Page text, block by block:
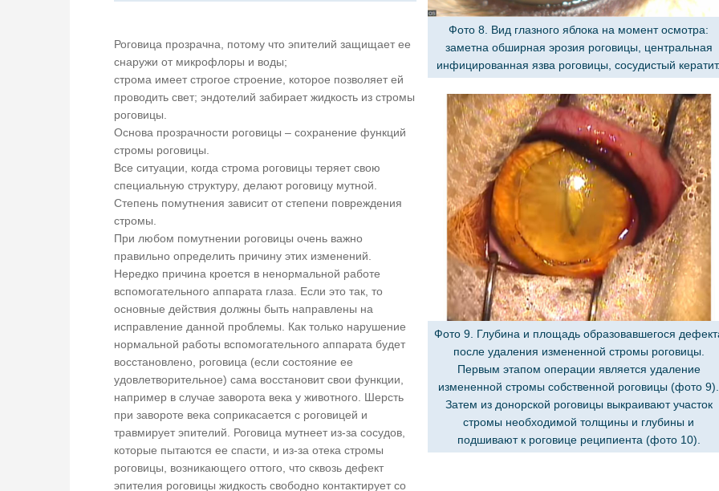
Роговица прозрачна, потому что эпителий защищает ее
снаружи от микрофлоры и воды;
строма имеет строгое строение, которое позволяет ей
проводить свет; эндотелий забирает жидкость из стромы
роговицы.
Основа прозрачности роговицы – сохранение функций
стромы роговицы.
Все ситуации, когда строма роговицы теряет свою
специальную структуру, делают роговицу мутной.
Степень помутнения зависит от степени повреждения
стромы.
При любом помутнении роговицы очень важно
правильно определить причину этих изменений.
Нередко причина кроется в ненормальной работе
вспомогательного аппарата глаза. Если это так, то
основные действия должны быть направлены на
исправление данной проблемы. Как только нарушение
нормальной работы вспомогательного аппарата будет
восстановлено, роговица (если состояние ее
удовлетворительное) сама восстановит свои функции,
например в случае заворота века у животного. Шерсть
при завороте века соприкасается с роговицей и
травмирует эпителий. Роговица мутнеет из-за сосудов,
которые пытаются ее спасти, и из-за отека стромы
роговицы, возникающего оттого, что сквозь дефект
эпителия роговицы жидкость свободно контактирует со
Фото 8. Вид глазного яблока на момент осмотра:
заметна обширная эрозия роговицы, центральная
инфицированная язва роговицы, сосудистый
Фото 9. Глубина и площадь образовавшегося
после удаления измененной стромы роговицы.
Первым этапом операции является удаление
измененной стромы собственной роговицы (фото 9).
Затем из донорской роговицы выкраивают участок
стромы необходимой толщины и глубины и
подшивают к роговице реципиента (фото 10).